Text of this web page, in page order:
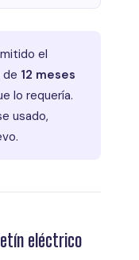
el
de 12 meses
lo requería.
usado,
eléctrico